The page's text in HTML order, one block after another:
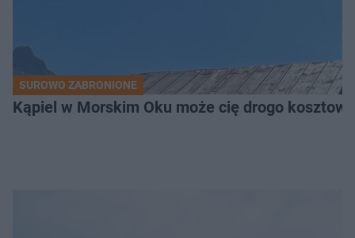
SUROWO ZABRONIONE
Kąpiel w Morskim Oku może cię drogo